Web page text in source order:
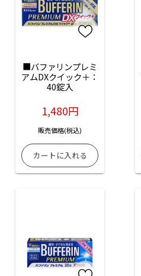
■バファリンプレミ
アムDXクイック＋：
40錠入
1,480円
販売価格(税込)